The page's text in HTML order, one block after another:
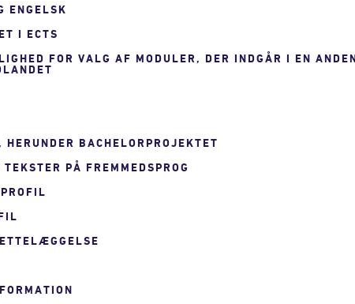
ENGELSK
I ECTS
FOR VALG AF MODULER, DER INDGÅR I EN
BACHELORPROJEKTET
PÅ FREMMEDSPROG